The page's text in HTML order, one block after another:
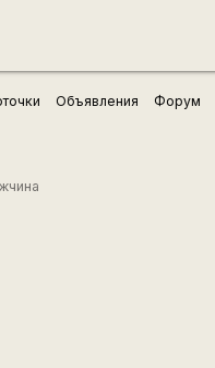
Объявления Форум